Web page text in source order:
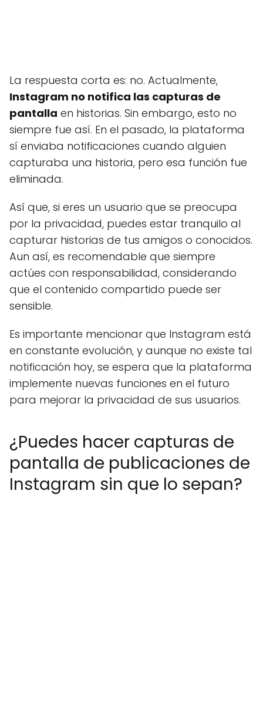
La respuesta corta es: no. Actualmente,
Instagram no notifica las capturas de
pantalla en historias. Sin embargo, esto no
siempre fue así. En el pasado, la plataforma
sí enviaba notificaciones cuando alguien
capturaba una historia, pero esa función fue
eliminada.
Así que, si eres un usuario que se preocupa
por la privacidad, puedes estar tranquilo al
capturar historias de tus amigos o conocidos.
Aun así, es recomendable que siempre
actúes con responsabilidad, considerando
que el contenido compartido puede ser
sensible.
Es importante mencionar que Instagram está
en constante evolución, y aunque no existe tal
notificación hoy, se espera que la plataforma
implemente nuevas funciones en el futuro
para mejorar la privacidad de sus usuarios.
¿Puedes hacer capturas de
pantalla de publicaciones de
Instagram sin que lo sepan?